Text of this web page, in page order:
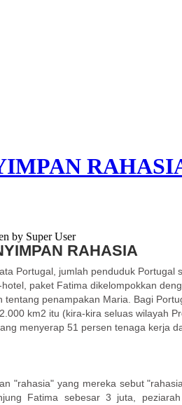
by Super User
RAHASIA
Portugal, jumlah penduduk Portugal
paket Fatima dikelompokkan
tentang penampakan Maria. Bagi
km2 itu (kira-kira seluas wilayah
menyerap 51 persen tenaga kerja
"rahasia" yang mereka sebut
Fatima sebesar 3 juta,